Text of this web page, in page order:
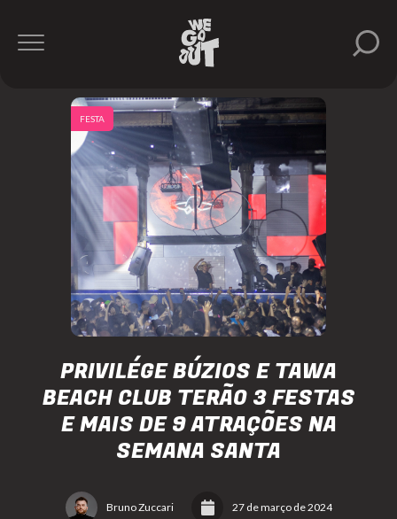
PRIVILÉGE BÚZIOS E TAWA
BEACH CLUB TERÃO 3 FESTAS
E MAIS DE 9 ATRAÇÕES NA
SEMANA SANTA
Bruno Zuccari 27 de março de 2024
FESTA